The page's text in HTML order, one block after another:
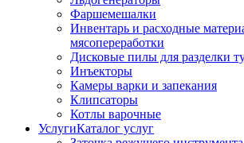
Фаршемешалки
Инвентарь и расходные
мясопереработки
Дисковые пилы для разделки
Инъекторы
Камеры варки и запекания
Клипсаторы
Котлы варочные
УслугиКаталог услуг